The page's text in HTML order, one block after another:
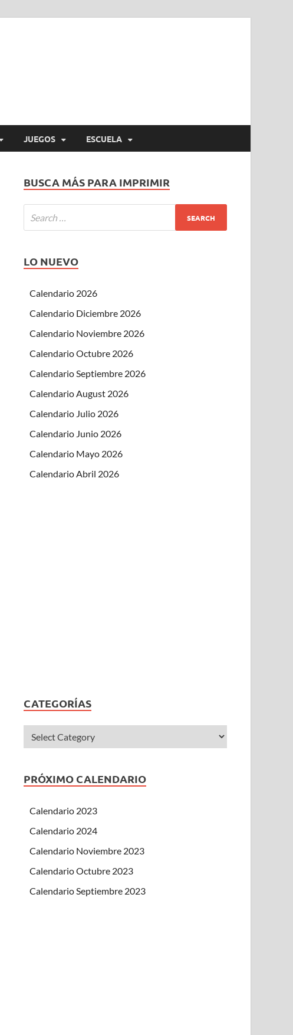
JUEGOS ESCUELA
BUSCA MÁS PARA IMPRIMIR
LO NUEVO
Calendario 2026
Calendario Diciembre 2026
Calendario Noviembre 2026
Calendario Octubre 2026
Calendario Septiembre 2026
Calendario August 2026
Calendario Julio 2026
Calendario Junio 2026
Calendario Mayo 2026
Calendario Abril 2026
CATEGORÍAS
PRÓXIMO CALENDARIO
Calendario 2023
Calendario 2024
Calendario Noviembre 2023
Calendario Octubre 2023
Calendario Septiembre 2023